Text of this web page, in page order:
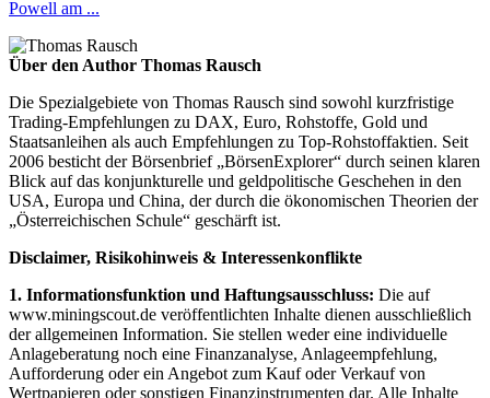
Powell am ...
Über den Author Thomas Rausch
Die Spezialgebiete von Thomas Rausch sind sowohl kurzfristige
Trading-Empfehlungen zu DAX, Euro, Rohstoffe, Gold und
Staatsanleihen als auch Empfehlungen zu Top-Rohstoffaktien. Seit
2006 besticht der Börsenbrief „BörsenExplorer“ durch seinen klaren
Blick auf das konjunkturelle und geldpolitische Geschehen in den
USA, Europa und China, der durch die ökonomischen Theorien der
„Österreichischen Schule“ geschärft ist.
Disclaimer, Risikohinweis & Interessenkonflikte
1. Informationsfunktion und Haftungsausschluss: Die auf
www.miningscout.de veröffentlichten Inhalte dienen ausschließlich
der allgemeinen Information. Sie stellen weder eine individuelle
Anlageberatung noch eine Finanzanalyse, Anlageempfehlung,
Aufforderung oder ein Angebot zum Kauf oder Verkauf von
Wertpapieren oder sonstigen Finanzinstrumenten dar. Alle Inhalte